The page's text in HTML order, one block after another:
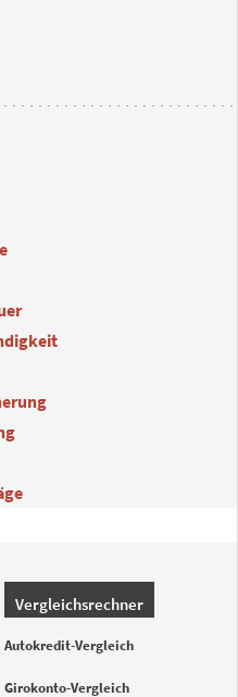
Vergleichsrechner
Autokredit-Vergleich
Girokonto-Vergleich